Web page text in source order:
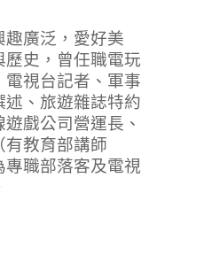
趣廣泛，愛好美
歷史，曾任職電玩
電視台記者、軍事
述、旅遊雜誌特約
戲公司營運長、
有教育部講師
專職部落客及電視